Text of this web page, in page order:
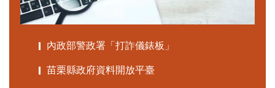
內政部警政署「打詐儀錶板」
苗栗縣政府資料開放平臺